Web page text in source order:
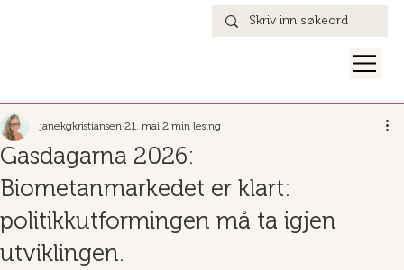
Gasdagarna 2026:
Biometanmarkedet er klart:
politikkutformingen må ta igjen
utviklingen.
janekgkristiansen 21. mai 2 min lesing